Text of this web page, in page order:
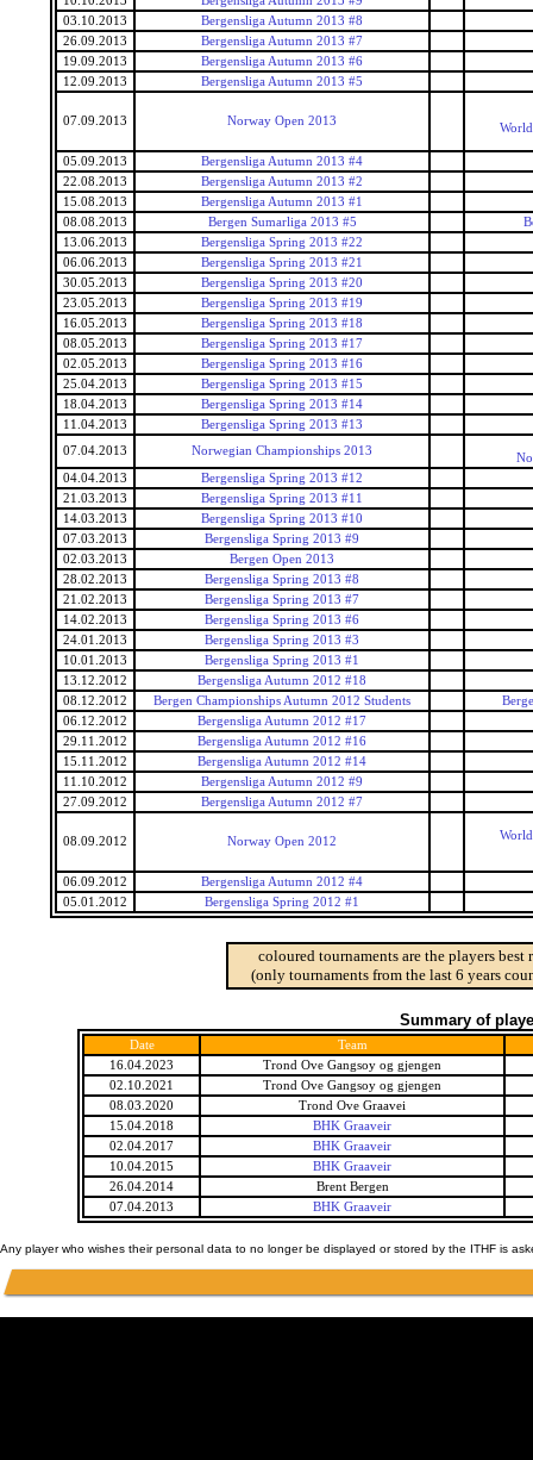
03.10.2013
Bergensliga Autumn 2013 #8
26.09.2013
Bergensliga Autumn 2013 #7
19.09.2013
Bergensliga Autumn 2013 #6
12.09.2013
Bergensliga Autumn 2013 #5
07.09.2013 Norway Open 2013
05.09.2013
Bergensliga Autumn 2013 #4
22.08.2013
Bergensliga Autumn 2013 #2
15.08.2013
Bergensliga Autumn 2013 #1
08.08.2013
Bergen Sumarliga 2013 #5
13.06.2013
Bergensliga Spring 2013 #22
06.06.2013
Bergensliga Spring 2013 #21
30.05.2013
Bergensliga Spring 2013 #20
23.05.2013
Bergensliga Spring 2013 #19
16.05.2013
Bergensliga Spring 2013 #18
08.05.2013
Bergensliga Spring 2013 #17
02.05.2013
Bergensliga Spring 2013 #16
25.04.2013
Bergensliga Spring 2013 #15
18.04.2013
Bergensliga Spring 2013 #14
11.04.2013
Bergensliga Spring 2013 #13
07.04.2013
Norwegian Championships 2013
04.04.2013
Bergensliga Spring 2013 #12
21.03.2013
Bergensliga Spring 2013 #11
14.03.2013
Bergensliga Spring 2013 #10
07.03.2013
Bergensliga Spring 2013 #9
02.03.2013
Bergen Open 2013
28.02.2013
Bergensliga Spring 2013 #8
21.02.2013
Bergensliga Spring 2013 #7
14.02.2013
Bergensliga Spring 2013 #6
24.01.2013
Bergensliga Spring 2013 #3
10.01.2013
Bergensliga Spring 2013 #1
13.12.2012
Bergensliga Autumn 2012 #18
08.12.2012
Bergen Championships Autumn 2012 Students
06.12.2012
Bergensliga Autumn 2012 #17
29.11.2012
Bergensliga Autumn 2012 #16
15.11.2012
Bergensliga Autumn 2012 #14
11.10.2012
Bergensliga Autumn 2012 #9
27.09.2012
Bergensliga Autumn 2012 #7
08.09.2012 Norway Open 2012
06.09.2012
Bergensliga Autumn 2012 #4
05.01.2012
Bergensliga Spring 2012 #1
coloured tournaments are the players
(only tournaments from the last 6 years
Summary of
Date
Team
16.04.2023
Trond Ove Gangsoy og gjengen
02.10.2021
Trond Ove Gangsoy og gjengen
08.03.2020
Trond Ove Graavei
15.04.2018
BHK Graaveir
02.04.2017
BHK Graaveir
10.04.2015
BHK Graaveir
26.04.2014
Brent Bergen
07.04.2013
BHK Graaveir
Any player who wishes their personal data to no longer be displayed or stored by the ITHF is